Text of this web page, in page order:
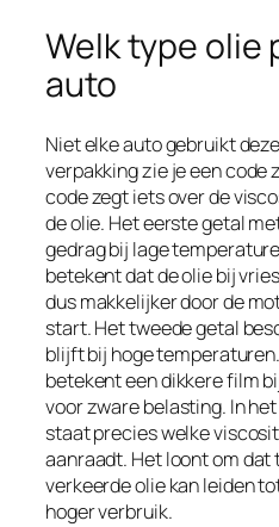
Welk type olie
auto
Niet elke auto gebruikt
verpakking zie je een code
code zegt iets over de
de olie. Het eerste getal
gedrag bij lage
betekent dat de olie bij
dus makkelijker door de
start. Het tweede getal
blijft bij hoge
betekent een dikkere film
voor zware belasting. In
staat precies welke
aanraadt. Het loont om dat
verkeerde olie kan leiden
hoger verbruik.